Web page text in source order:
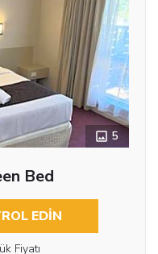
5
Bed
EDIN
Fiyatı